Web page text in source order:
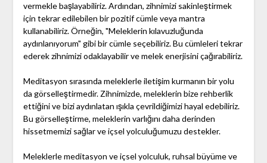
vermekle başlayabiliriz. Ardından, zihnimizi sakinleştirmek
için tekrar edilebilen bir pozitif cümle veya mantra
kullanabiliriz. Örneğin, "Meleklerin kılavuzluğunda
aydınlanıyorum" gibi bir cümle seçebiliriz. Bu cümleleri tekrar
ederek zihnimizi odaklayabilir ve melek enerjisini çağırabiliriz.
Meditasyon sırasında meleklerle iletişim kurmanın bir yolu
da görselleştirmedir. Zihnimizde, meleklerin bize rehberlik
ettiğini ve bizi aydınlatan ışıkla çevrildiğimizi hayal edebiliriz.
Bu görselleştirme, meleklerin varlığını daha derinden
hissetmemizi sağlar ve içsel yolculuğumuzu destekler.
Meleklerle meditasyon ve içsel yolculuk, ruhsal büyüme ve